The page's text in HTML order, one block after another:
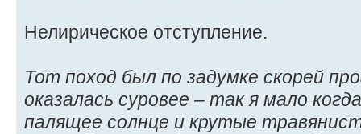
Нелирическое отступление.
Тот поход был по задумке скорей
оказалась суровее – так я мало
палящее солнце и крутые